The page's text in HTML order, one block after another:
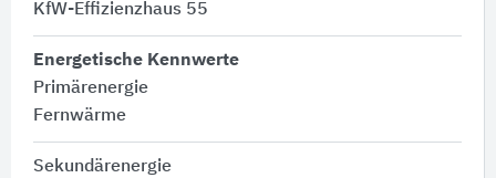
KfW-Effizienzhaus 55
Energetische Kennwerte
Primärenergie
Fernwärme
Sekundärenergie